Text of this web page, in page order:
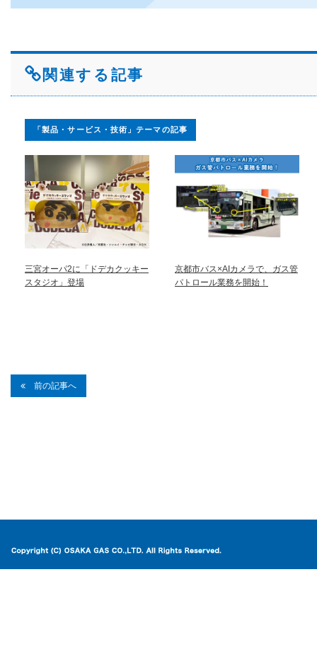
関連する記事
「製品・サービス・技術」テーマの記事
三宮オーパ2に「ドデカクッキー
スタジオ」登場
京都市バス×AIカメラで、ガス管
パトロール業務を開始！
前の記事へ